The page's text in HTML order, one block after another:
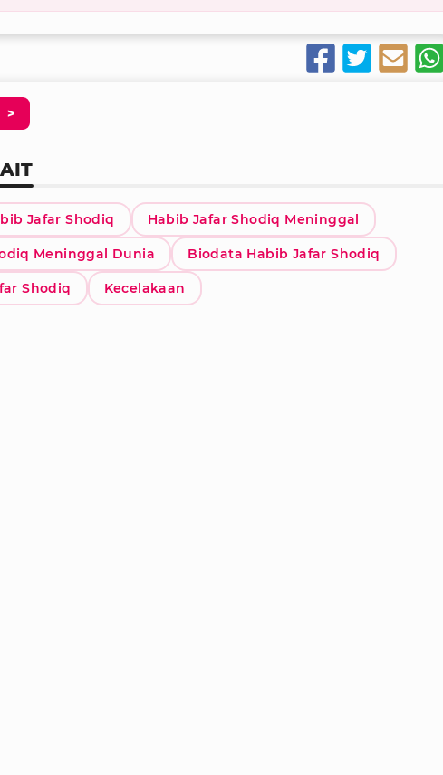
>
Jafar Shodiq Habib Jafar Shodiq Meninggal
Meninggal Dunia Biodata Habib Jafar Shodiq
Shodiq Kecelakaan